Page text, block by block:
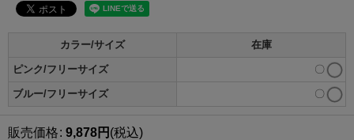
カラー/サイズ 在庫
ピンク/フリーサイズ 〇
ブルー/フリーサイズ 〇
販売価格: 9,878円 (税込)